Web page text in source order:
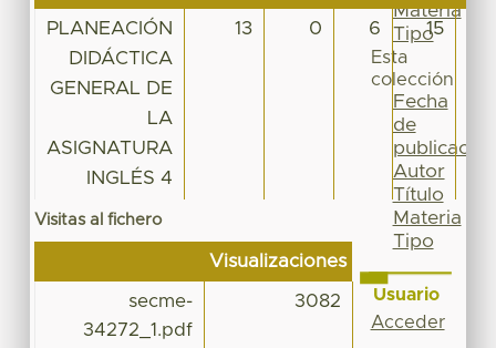
PLANEACIÓN
DIDÁCTICA
GENERAL DE
LA
ASIGNATURA
INGLÉS 4
13 0 6 15
Visitas al fichero
Visualizaciones
secme-
34272_1.pdf
3082
Materia
Tipo
Esta
colección
Fecha
de
publicación
Autor
Título
Materia
Tipo
Usuario
Acceder